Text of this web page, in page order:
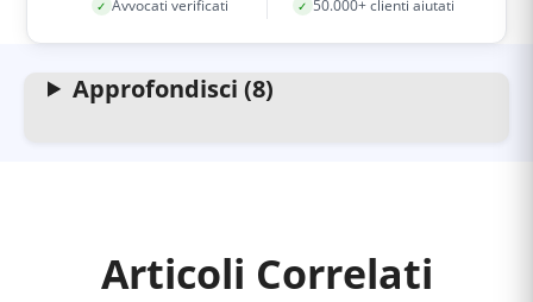
✓ Avvocati verificati ✓ 50.000+ clienti aiutati
Approfondisci (8)
Articoli Correlati